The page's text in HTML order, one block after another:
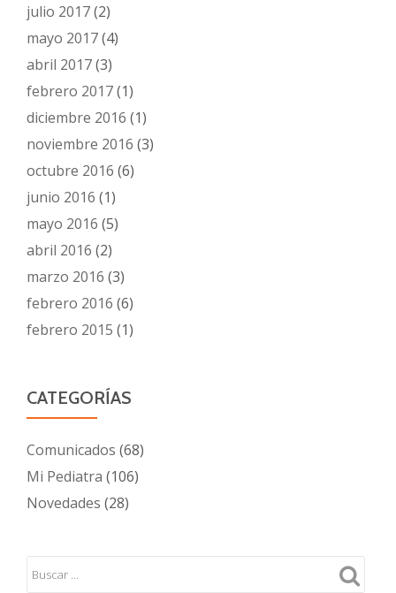
julio 2017(2)
mayo 2017(4)
abril 2017(3)
febrero 2017(1)
diciembre 2016 (1)
noviembre 2016 (3)
octubre 2016 (6)
junio 2016 (1)
mayo 2016 (5)
abril 2016 (2)
marzo 2016 (3)
febrero 2016 (6)
febrero 2015 (1)
CATEGORÍAS
Comunicados (68)
Mi Pediatra (106)
Novedades (28)